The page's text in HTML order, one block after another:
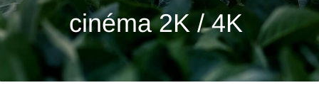
cinéma 2K / 4K